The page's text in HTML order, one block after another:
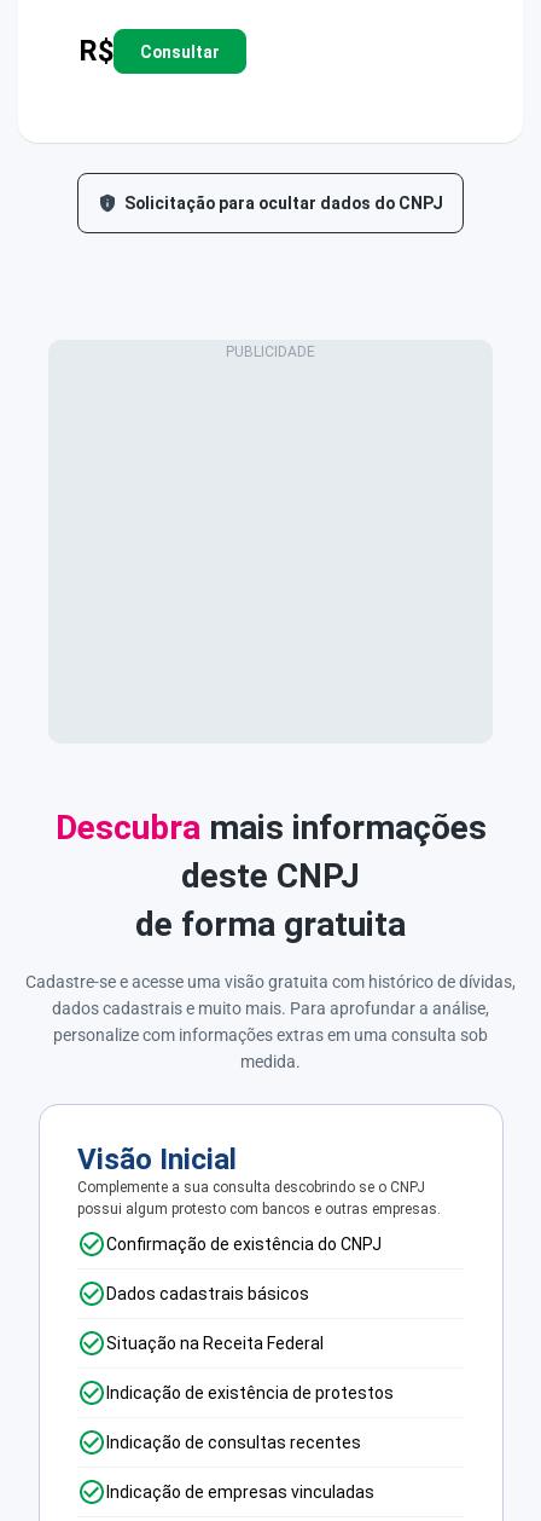
R$ Consultar
Solicitação para ocultar dados do CNPJ
Descubra mais informações
deste CNPJ
de forma gratuita
Cadastre-se e acesse uma visão gratuita com histórico de dívidas,
dados cadastrais e muito mais. Para aprofundar a análise,
personalize com informações extras em uma consulta sob
medida.
Visão Inicial
Complemente a sua consulta descobrindo se o CNPJ
possui algum protesto com bancos e outras empresas.
Confirmação de existência do CNPJ
Dados cadastrais básicos
Situação na Receita Federal
Indicação de existência de protestos
Indicação de consultas recentes
Indicação de empresas vinculadas